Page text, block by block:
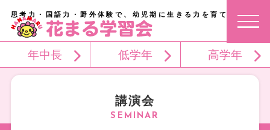
思考力・国語力・野外体験で、幼児期に生きる力を育てる。
年中長 低学年 高学年
講演会